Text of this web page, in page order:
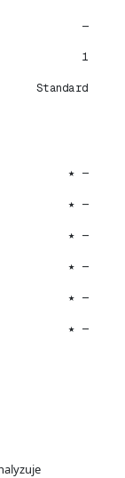
—
1
Standard
★ —
★ —
★ —
★ —
★ —
★ —